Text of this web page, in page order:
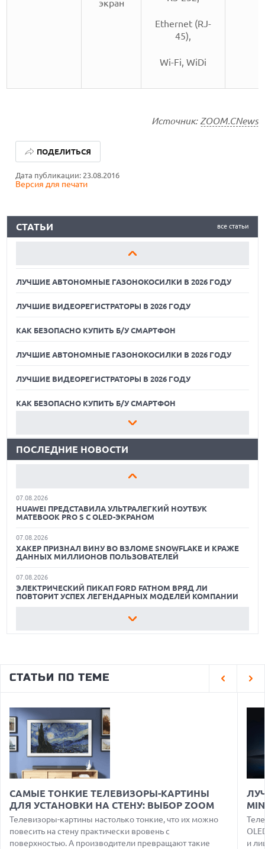
экран
Ethernet (RJ-
45),
Wi-Fi, WiDi
Источник: ZOOM.CNews
Дата публикации: 23.08.2016
Версия для печати
ПОДЕЛИТЬСЯ
все статьи
СТАТЬИ
ЛУЧШИЕ ВИДЕОРЕГИСТРАТОРЫ В 2026 ГОДУ
КАК БЕЗОПАСНО КУПИТЬ Б/У СМАРТФОН
ЛУЧШИЕ ВИДЕОРЕГИСТРАТОРЫ В 2026 ГОДУ
КАК БЕЗОПАСНО КУПИТЬ Б/У СМАРТФОН
ЛУЧШИЕ АВТОНОМНЫЕ ГАЗОНОКОСИЛКИ В 2026 ГОДУ
ЛУЧШИЕ ВИДЕОРЕГИСТРАТОРЫ В 2026 ГОДУ
КАК БЕЗОПАСНО КУПИТЬ Б/У СМАРТФОН
ЛУЧШИЕ АВТОНОМНЫЕ ГАЗОНОКОСИЛКИ В 2026 ГОДУ
ЛУЧШИЕ ВИДЕОРЕГИСТРАТОРЫ В 2026 ГОДУ
КАК БЕЗОПАСНО КУПИТЬ Б/У СМАРТФОН
ЛУЧШИЕ АВТОНОМНЫЕ ГАЗОНОКОСИЛКИ В 2026 ГОДУ
ЛУЧШИЕ ВИДЕОРЕГИСТРАТОРЫ В 2026 ГОДУ
КАК БЕЗОПАСНО КУПИТЬ Б/У СМАРТФОН
ЛУЧШИЕ АВТОНОМНЫЕ ГАЗОНОКОСИЛКИ В 2026 ГОДУ
КАК БЕЗОПАСНО КУПИТЬ Б/У СМАРТФОН
ПОСЛЕДНИЕ НОВОСТИ
07.08.2026
НА КЕЙСЕ ДЛЯ УПРАВЛЕНИЯ МУЗЫКОЙ
КАМЕРЫ В СМАРТФОНАХ PIXEL 11 PRO
07.08.2026
HUAWEI ПРЕДСТАВИЛА УЛЬТРАЛЕГКИЙ НОУТБУК
MATEBOOK PRO S С OLED-ЭКРАНОМ
07.08.2026
ХАКЕР ПРИЗНАЛ ВИНУ ВО ВЗЛОМЕ SNOWFLAKE И КРАЖЕ
ДАННЫХ МИЛЛИОНОВ ПОЛЬЗОВАТЕЛЕЙ
07.08.2026
ЭЛЕКТРИЧЕСКИЙ ПИКАП FORD FATHOM ВРЯД ЛИ
ПОВТОРИТ УСПЕХ ЛЕГЕНДАРНЫХ МОДЕЛЕЙ КОМПАНИИ
БАТАРЕЕЙ И ВСТРОЕННЫМ ВЕНТИЛЯТОРОМ
ГЛОБАЛЬНЫЙ СПАД РЫНКА ПЛАНШЕТОВ В 2026 ГОДУ И
НЕОЖИДАННЫЙ РОСТ LENOVO
07.08.2026
УТОЧНЕНЫ РАЗМЕРЫ ЭКРАНОВ ЮБИЛЕЙНЫХ
СМАРТФОНОВ APPLE IPHONE 20
07.08.2026
ПОДДЕРЖКОЙ СЕТЕЙ 4G И ТЕХНОЛОГИЕЙ VOLTE
ПРЕДСТАВЛЕНЫ НАУШНИКИ JBL С СЕНСОРНЫМ ЭКРАНОМ
НА КЕЙСЕ ДЛЯ УПРАВЛЕНИЯ МУЗЫКОЙ
СТАТЬИ ПО ТЕМЕ
САМЫЕ ТОНКИЕ ТЕЛЕВИЗОРЫ-КАРТИНЫ
ДЛЯ УСТАНОВКИ НА СТЕНУ: ВЫБОР ZOOM
Телевизоры-картины настолько тонкие, что их можно
повесить на стену практически вровень с
поверхностью. А производители превращают такие
и